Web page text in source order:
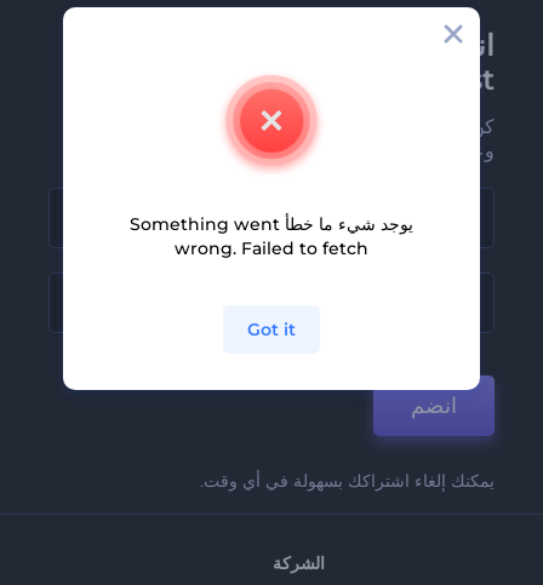
انضم إلى نشرة
Renderforest الإخبارية
كن من بين أوائل من يستلمون أحدث أخبارنا
وعروضنا
انضم
يمكنك إلغاء اشتراكك بسهولة في أي وقت.
الشركة
يوجد شيء ما خطأ Something went
wrong. Failed to fetch
Got it